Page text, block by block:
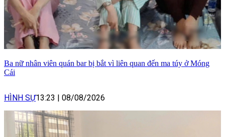
Ba nữ nhân viên quán bar bị bắt vì liên quan đến ma túy ở Móng
Cái
HÌNH SỰ13:23 | 08/08/2026